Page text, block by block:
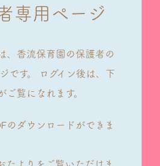
専用ページ
、香流保育園の保護者の
です。
ログイン後は、下
覧になれます。
のダウンロードができま